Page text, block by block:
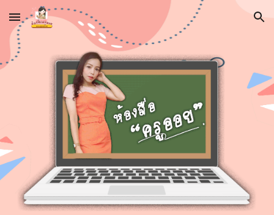
Skip to main content Skip to navigation